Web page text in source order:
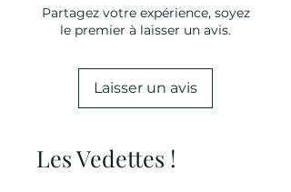
Partagez votre expérience, soyez
le premier à laisser un avis.
Laisser un avis
Les Vedettes !